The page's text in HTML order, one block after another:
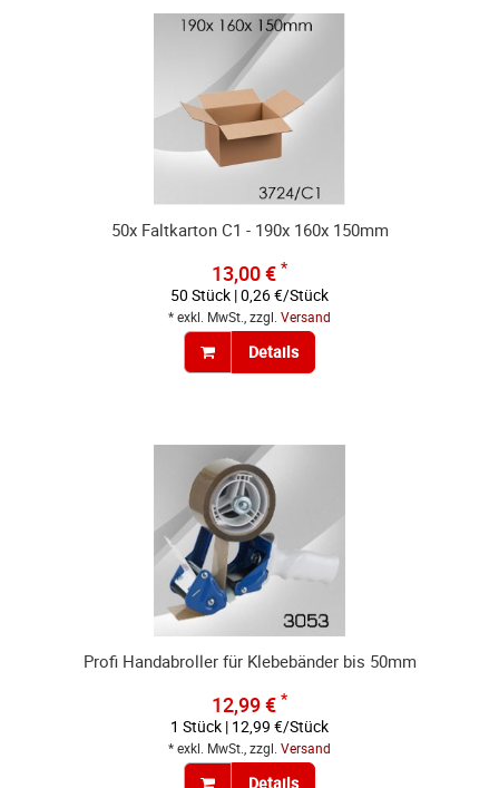
50x Faltkarton C1 - 190x 160x 150mm
13,00 € *
50 Stück | 0,26 €/Stück
* exkl. MwSt., zzgl. Versand
Details
Profi Handabroller für Klebebänder bis 50mm
12,99 € *
1 Stück | 12,99 €/Stück
* exkl. MwSt., zzgl. Versand
Details